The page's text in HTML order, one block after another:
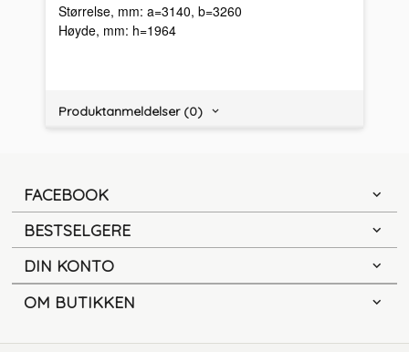
Størrelse, mm: a=3140, b=3260
Høyde, mm: h=1964
Produktanmeldelser (0)
FACEBOOK
BESTSELGERE
DIN KONTO
OM BUTIKKEN